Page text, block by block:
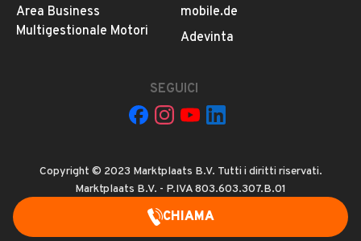
CHIAMA
Area Business
Multigestionale Motori
mobile.de
Adevinta
SEGUICI
Copyright © 2023 Marktplaats B.V. Tutti i diritti riservati.
Marktplaats B.V. - P.IVA 803.603.307.B.01